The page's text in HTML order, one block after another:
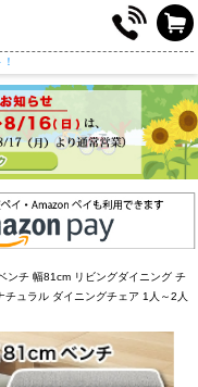
ンチ 幅81cm リビングダイニング チ
ュラル ダイニングチェア 1人～2人